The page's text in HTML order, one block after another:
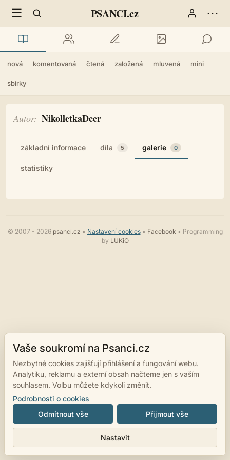
☰ PSANCI.cz ⋯
nová komentovaná čtená založená mluvená mini
sbírky
Autor NikolletkaDeer
základní informace díla 5 galerie 0
statistiky
© 2007 - 2026 psanci.cz • Nastavení cookies• Facebook • Programming
by LUKiO
Vaše soukromí na Psanci.cz
Nezbytné cookies zajišťují přihlášení a fungování webu.
Analytiku, reklamu a externí obsah načteme jen s vaším
souhlasem. Volbu můžete kdykoli změnit.
Podrobnosti o cookies
Odmítnout vše
Nastavit
Přijmout vše